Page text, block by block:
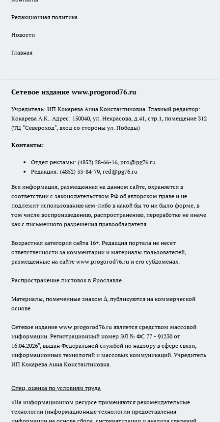
Редакционная политика
Новости
Главная
Сетевое издание www.progorod76.ru
Учредитель: ИП Кокарева Анна Константиновна. Главный редактор:
Кокарева А.К.. Адрес: 150040, ул. Некрасова, д.41, стр.1, помещение 312
(ТЦ "Североход", вход со стороны ул. Победы)
Контакты:
Отдел рекламы: (4852) 28-66-16, pro@pg76.ru
Редакция: (4852) 33-84-79, red@pg76.ru
Вся информация, размещенная на данном сайте, охраняется в
соответствии с законодательством РФ об авторском праве и не
подлежит использованию кем-либо в какой бы то ни было форме, в
том числе воспроизведению, распространению, переработке не иначе
как с письменного разрешения правообладателя.
Возрастная категория сайта 16+. Редакция портала не несет
ответственности за комментарии и материалы пользователей,
размещенные на сайте www.progorod76.ru и его субдоменах.
Распространение листовок в Ярославле
Материалы, помеченные знаком ∆, публикуются на коммерческой
основе
Сетевое издание www.progorod76.ru является средством массовой
информации. Регистрационный номер ЭЛ № ФС 77 - 91230 от
16.04.2026", выдан Федеральной службой по надзору в сфере связи,
информационных технологий и массовых коммуникаций. Учредитель
ИП Кокарева Анна Константиновна.
Спец. оценка по условиям труда
«На информационном ресурсе применяются рекомендательные
технологии (информационные технологии предоставления